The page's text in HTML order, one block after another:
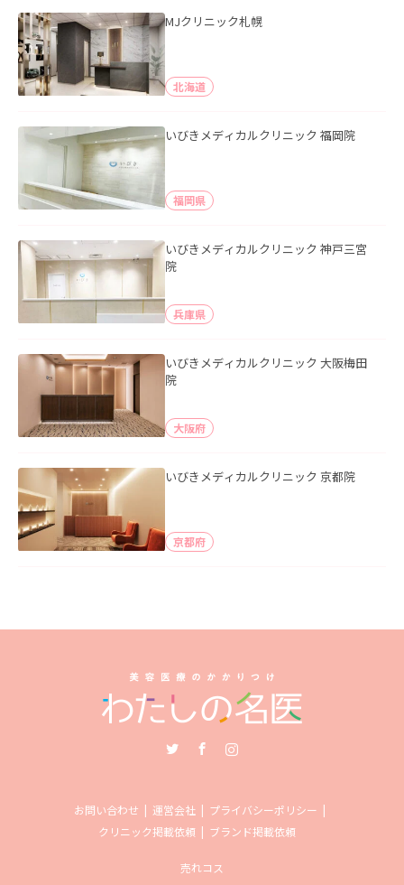
MJクリニック札幌
北海道
いびきメディカルクリニック 福岡院
福岡県
いびきメディカルクリニック 神戸三宮
院
兵庫県
いびきメディカルクリニック 大阪梅田
院
大阪府
いびきメディカルクリニック 京都院
京都府
お問い合わせ 運営会社
プライバシーポリシー
クリニック掲載依頼
ブランド掲載依頼
売れコス